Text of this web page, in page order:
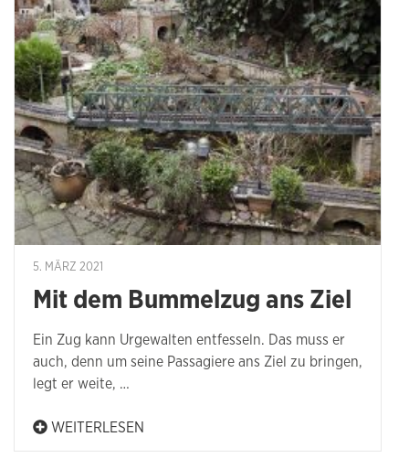
5. MÄRZ 2021
Mit dem Bummelzug ans Ziel
Ein Zug kann Urgewalten entfesseln. Das muss er
auch, denn um seine Passagiere ans Ziel zu bringen,
legt er weite, …
WEITERLESEN